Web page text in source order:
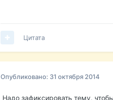
Цитата
Опубликовано: 31 октября 2014
Надо зафиксировать тему,